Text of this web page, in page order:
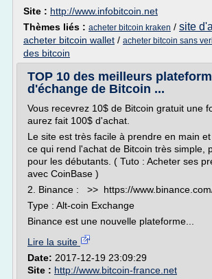
Site : http://www.infobitcoin.net
Thèmes liés : acheter bitcoin kraken / site
acheter bitcoin wallet / acheter bitcoin sans
des bitcoin
TOP 10 des meilleurs
d'échange de Bitcoin ...
Vous recevrez 10$ de Bitcoin gratuit une
aurez fait 100$ d'achat.
Le site est très facile à prendre en main
ce qui rend l'achat de Bitcoin très simple,
pour les débutants. ( Tuto : Acheter ses
avec CoinBase )
2. Binance : >> https://
Type : Alt-coin Exchange
Binance est une nouvelle plateforme...
Lire la suite
Date: 2017-12-19 23:09:29
Site : http://www.bitcoin-france.net